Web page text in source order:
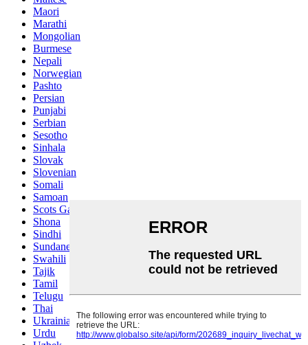
Maori
Marathi
Mongolian
Burmese
Nepali
Norwegian
Pashto
Persian
Punjabi
Serbian
Sesotho
Sinhala
Slovak
Slovenian
Somali
Samoan
Scots Gaelic
Shona
Sindhi
Sundanese
Swahili
Tajik
Tamil
Telugu
Thai
Ukrainian
Urdu